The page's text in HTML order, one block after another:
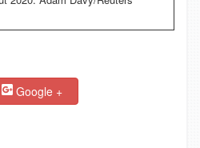
Google +